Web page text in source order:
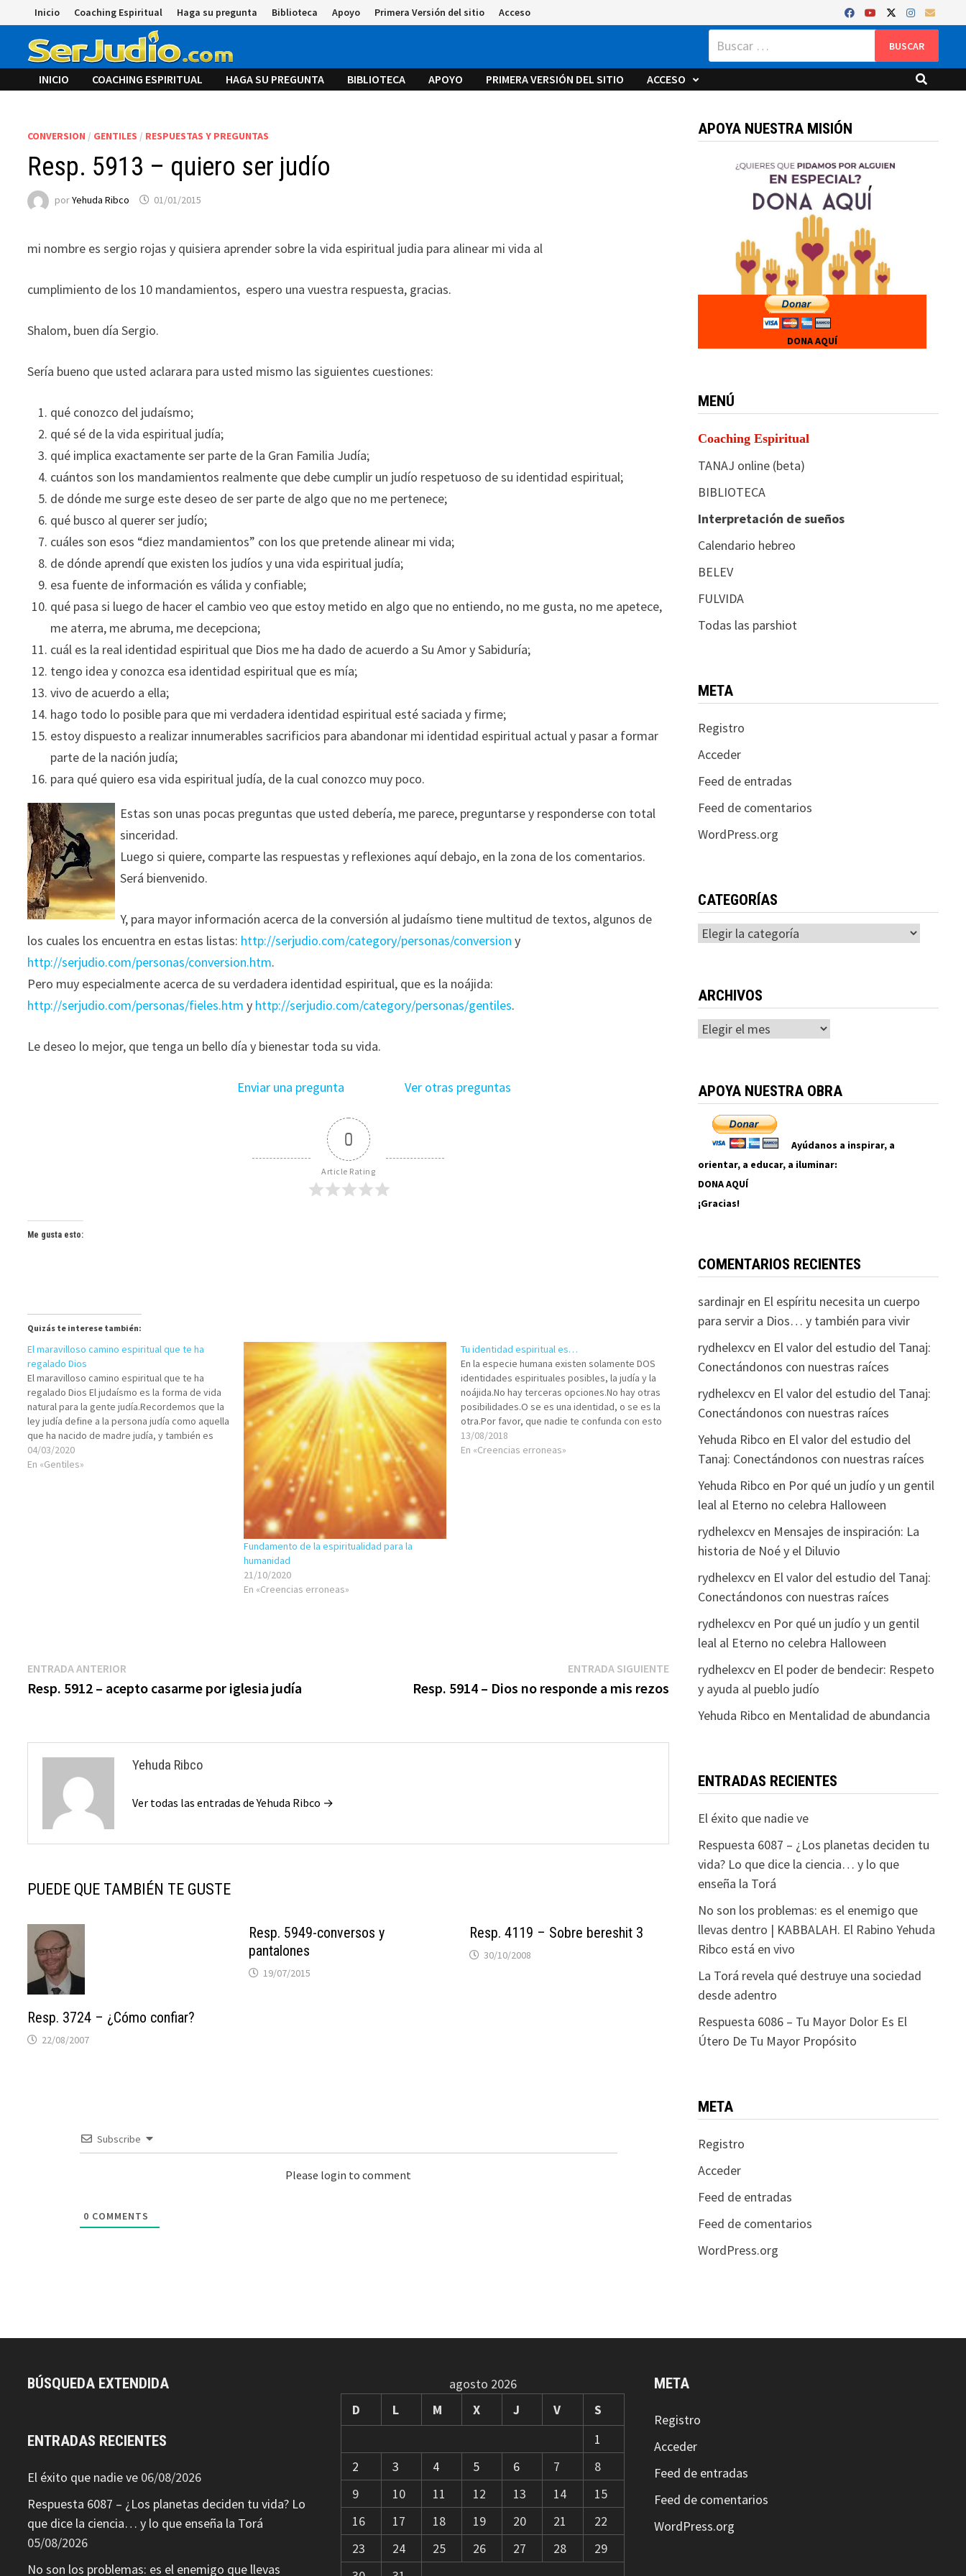
al
contenido
Inicio Coaching Espiritual Haga su pregunta Biblioteca Apoyo Primera Versión del sitio Acceso
Buscar:
INICIO COACHING ESPIRITUAL HAGA SU PREGUNTA BIBLIOTECA APOYO PRIMERA VERSIÓN DEL SITIO ACCESO
CONVERSION / GENTILES / RESPUESTAS Y PREGUNTAS
Resp. 5913 – quiero ser judío
porYehuda Ribco 01/01/2015
mi nombre es sergio rojas y quisiera aprender sobre la vida espiritual judia para alinear mi vida al
cumplimiento de los 10 mandamientos, espero una vuestra respuesta, gracias.
Shalom, buen día Sergio.
Sería bueno que usted aclarara para usted mismo las siguientes cuestiones:
qué conozco del judaísmo;
qué sé de la vida espiritual judía;
qué implica exactamente ser parte de la Gran Familia Judía;
cuántos son los mandamientos realmente que debe cumplir un judío respetuoso de su identidad espiritual;
de dónde me surge este deseo de ser parte de algo que no me pertenece;
qué busco al querer ser judío;
cuáles son esos “diez mandamientos” con los que pretende alinear mi vida;
de dónde aprendí que existen los judíos y una vida espiritual judía;
esa fuente de información es válida y confiable;
qué pasa si luego de hacer el cambio veo que estoy metido en algo que no entiendo, no me gusta, no me apetece,
me aterra, me abruma, me decepciona;
cuál es la real identidad espiritual que Dios me ha dado de acuerdo a Su Amor y Sabiduría;
tengo idea y conozca esa identidad espiritual que es mía;
vivo de acuerdo a ella;
hago todo lo posible para que mi verdadera identidad espiritual esté saciada y firme;
estoy dispuesto a realizar innumerables sacrificios para abandonar mi identidad espiritual actual y pasar a formar
parte de la nación judía;
para qué quiero esa vida espiritual judía, de la cual conozco muy poco.
Estas son unas pocas preguntas que usted debería, me parece, preguntarse y responderse con total
sinceridad.
Luego si quiere, comparte las respuestas y reflexiones aquí debajo, en la zona de los comentarios.
Será bienvenido.
Y, para mayor información acerca de la conversión al judaísmo tiene multitud de textos, algunos de
los cuales los encuentra en estas listas: http://serjudio.com/category/personas/conversion y
http://serjudio.com/personas/conversion.htm.
Pero muy especialmente acerca de su verdadera identidad espiritual, que es la noájida:
http://serjudio.com/personas/fieles.htm y http://serjudio.com/category/personas/gentiles.
Le deseo lo mejor, que tenga un bello día y bienestar toda su vida.
Enviar una pregunta Ver otras preguntas
0
Article Rating
Me gusta esto:
Quizás te interese también:
El maravilloso camino espiritual que te ha
regalado Dios
El maravilloso camino espiritual que te ha
regalado Dios El judaísmo es la forma de vida
natural para la gente judía.Recordemos que la
ley judía define a la persona judía como aquella
que ha nacido de madre judía, y también es
judío aquel que habiendo nacido de madre
gentil decide…
04/03/2020
En «Gentiles»
Fundamento de la espiritualidad para la
humanidad
21/10/2020
En «Creencias erroneas»
Tu identidad espiritual es…
En la especie humana existen solamente DOS
identidades espirituales posibles, la judía y la
noájida.No hay terceras opciones.No hay otras
posibilidades.O se es una identidad, o se es la
otra.Por favor, que nadie te confunda con esto
que es esencial. Si naciste de madre judía, tu
identidad espiritual es judía.Si…
13/08/2018
En «Creencias erroneas»
Navegación
de
ENTRADA ANTERIOR
anterior:
Resp. 5912 – acepto casarme por iglesia judía
ENTRADA SIGUIENTEEntrada
siguiente:
Resp. 5914 – Dios no responde a mis rezos
Yehuda Ribco
Ver todas las entradas de Yehuda Ribco →
PUEDE QUE TAMBIÉN TE GUSTE
Resp. 3724 – ¿Cómo confiar?
22/08/2007
Resp. 5949-conversos y
pantalones
19/07/2015
Resp. 4119 – Sobre bereshit 3
30/10/2008
Subscribe
Please login to comment
0 COMMENTS
APOYA NUESTRA MISIÓN
DONA AQUÍ
MENÚ
Coaching Espiritual
TANAJ online (beta)
BIBLIOTECA
Interpretación de sueños
Calendario hebreo
BELEV
FULVIDA
Todas las parshiot
META
Registro
Acceder
Feed de entradas
Feed de comentarios
WordPress.org
CATEGORÍAS
Categorías
ARCHIVOS
Archivos
APOYA NUESTRA OBRA
Ayúdanos a inspirar, a
orientar, a educar, a iluminar:
DONA AQUÍ
¡Gracias!
COMENTARIOS RECIENTES
sardinajren El espíritu necesita un cuerpo
para servir a Dios… y también para vivir
rydhelexcven El valor del estudio del Tanaj:
Conectándonos con nuestras raíces
rydhelexcven El valor del estudio del Tanaj:
Conectándonos con nuestras raíces
Yehuda Ribco en El valor del estudio del
Tanaj: Conectándonos con nuestras raíces
Yehuda Ribco en Por qué un judío y un gentil
leal al Eterno no celebra Halloween
rydhelexcven Mensajes de inspiración: La
historia de Noé y el Diluvio
rydhelexcven El valor del estudio del Tanaj:
Conectándonos con nuestras raíces
rydhelexcven Por qué un judío y un gentil
leal al Eterno no celebra Halloween
rydhelexcven El poder de bendecir: Respeto
y ayuda al pueblo judío
Yehuda Ribco en Mentalidad de abundancia
ENTRADAS RECIENTES
El éxito que nadie ve
Respuesta 6087 – ¿Los planetas deciden tu
vida? Lo que dice la ciencia… y lo que
enseña la Torá
No son los problemas: es el enemigo que
llevas dentro | KABBALAH. El Rabino Yehuda
Ribco está en vivo
La Torá revela qué destruye una sociedad
desde adentro
Respuesta 6086 – Tu Mayor Dolor Es El
Útero De Tu Mayor Propósito
META
Registro
Acceder
Feed de entradas
Feed de comentarios
WordPress.org
BÚSQUEDA EXTENDIDA
ENTRADAS RECIENTES
El éxito que nadie ve 06/08/2026
Respuesta 6087 – ¿Los planetas deciden tu vida? Lo
que dice la ciencia… y lo que enseña la Torá
05/08/2026
No son los problemas: es el enemigo que llevas
agosto 2026
D
L M X J V
S
1
2
3 4 5 6 7
8
9
10 11 12 13 14
15
16
17 18 19 20 21
22
23
24 25 26 27 28
29
META
Registro
Acceder
Feed de entradas
Feed de comentarios
WordPress.org